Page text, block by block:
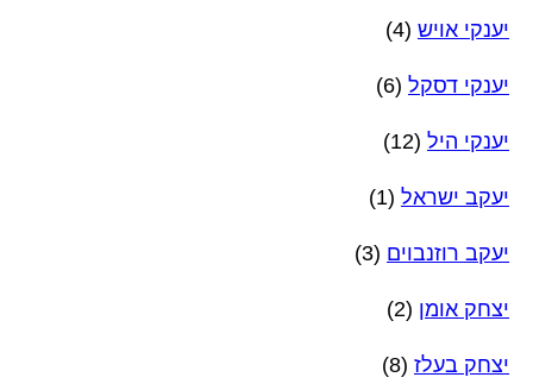
יענקי אויש (4)
יענקי דסקל (6)
יענקי היל (12)
יעקב ישראל (1)
יעקב רוזנבוים (3)
יצחק אומן (2)
יצחק בעלז (8)